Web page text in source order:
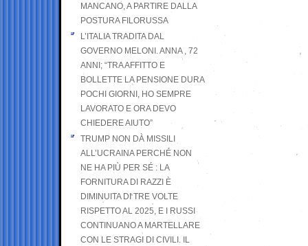
MANCANO, A PARTIRE DALLA
POSTURA FILORUSSA
L’ITALIA TRADITA DAL
GOVERNO MELONI. ANNA , 72
ANNI; “TRA AFFITTO E
BOLLETTE LA PENSIONE DURA
POCHI GIORNI, HO SEMPRE
LAVORATO E ORA DEVO
CHIEDERE AIUTO”
TRUMP NON DÀ MISSILI
ALL’UCRAINA PERCHÉ NON
NE HA PIÙ PER SÉ : LA
FORNITURA DI RAZZI È
DIMINUITA DI TRE VOLTE
RISPETTO AL 2025, E I RUSSI
CONTINUANO A MARTELLARE
CON LE STRAGI DI CIVILI. IL